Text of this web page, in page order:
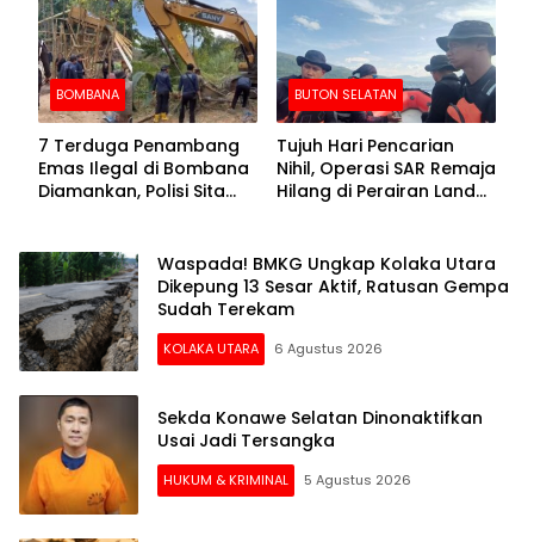
BOMBANA
7 Terduga Penambang
Emas Ilegal di Bombana
Diamankan, Polisi Sita
BUTON SELATAN
Tujuh Hari Pencarian
Nihil, Operasi SAR Remaja
Hilang di Perairan Lande
Waspada! BMKG Ungkap Kolaka Utara
Dikepung 13 Sesar Aktif, Ratusan Gempa
Sudah Terekam
KOLAKA UTARA 6 Agustus 2026
Sekda Konawe Selatan Dinonaktifkan
Usai Jadi Tersangka
HUKUM & KRIMINAL 5 Agustus 2026